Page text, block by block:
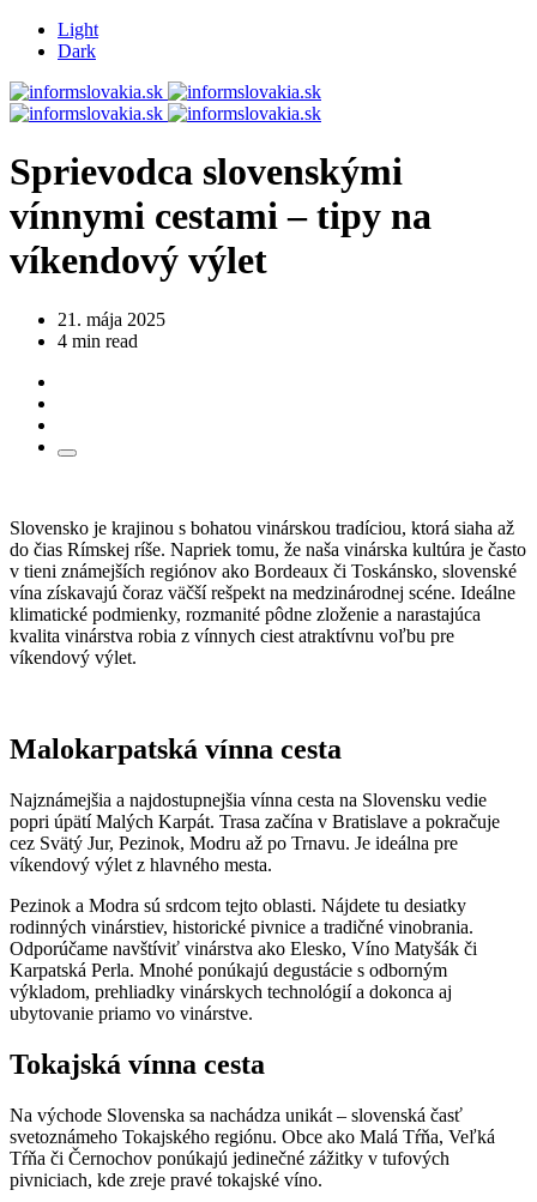
Light
Dark
Sprievodca slovenskými
vínnymi cestami – tipy na
víkendový výlet
21. mája 2025
4 min read
Slovensko je krajinou s bohatou vinárskou tradíciou, ktorá siaha až
do čias Rímskej ríše. Napriek tomu, že naša vinárska kultúra je často
v tieni známejších regiónov ako Bordeaux či Toskánsko, slovenské
vína získavajú čoraz väčší rešpekt na medzinárodnej scéne. Ideálne
klimatické podmienky, rozmanité pôdne zloženie a narastajúca
kvalita vinárstva robia z vínnych ciest atraktívnu voľbu pre
víkendový výlet.
Malokarpatská vínna cesta
Najznámejšia a najdostupnejšia vínna cesta na Slovensku vedie
popri úpätí Malých Karpát. Trasa začína v Bratislave a pokračuje
cez Svätý Jur, Pezinok, Modru až po Trnavu. Je ideálna pre
víkendový výlet z hlavného mesta.
Pezinok a Modra sú srdcom tejto oblasti. Nájdete tu desiatky
rodinných vinárstiev, historické pivnice a tradičné vinobrania.
Odporúčame navštíviť vinárstva ako Elesko, Víno Matyšák či
Karpatská Perla. Mnohé ponúkajú degustácie s odborným
výkladom, prehliadky vinárskych technológií a dokonca aj
ubytovanie priamo vo vinárstve.
Tokajská vínna cesta
Na východe Slovenska sa nachádza unikát – slovenská časť
svetoznámeho Tokajského regiónu. Obce ako Malá Tŕňa, Veľká
Tŕňa či Černochov ponúkajú jedinečné zážitky v tufových
pivniciach, kde zreje pravé tokajské víno.